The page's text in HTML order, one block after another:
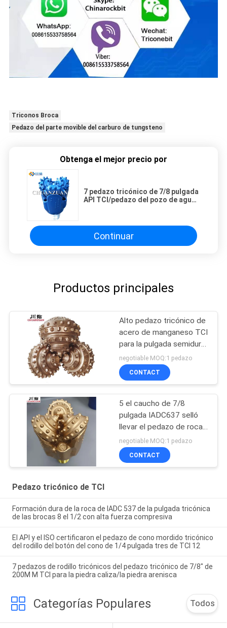
Triconos Broca
Pedazo del parte movible del carburo de tungsteno
Obtenga el mejor precio por
7 pedazo tricónico de 7/8 pulgada
API TCI/pedazo del pozo de agua
Continuar
Productos principales
Alto pedazo tricónico de
acero de manganeso TCI
para la pulgada semidura
de la formación 17 el 1/2
negotiable MOQ:1 pedazo
CONTACT
5 el caucho de 7/8
pulgada IADC637 selló
llevar el pedazo de roca
tricónico de TCI para la
formación dura que
perforaba bien
negotiable MOQ:1 pedazo
CONTACT
Pedazo tricónico de TCI
Formación dura de la roca de IADC 537 de la pulgada tricónica
de las brocas 8 el 1/2 con alta fuerza compresiva
El API y el ISO certificaron el pedazo de cono mordido tricónico
del rodillo del botón del cono de 1/4 pulgada tres de TCI 12
7 pedazos de rodillo tricónicos del pedazo tricónico de 7/8" de
200M M TCI para la piedra caliza/la piedra arenisca
Categorías Populares Todos